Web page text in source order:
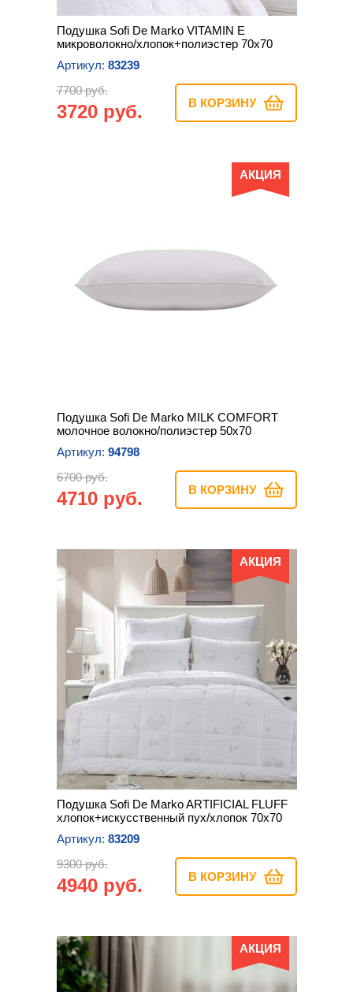
Подушка Sofi De Marko VITAMIN E
микроволокно/хлопок+полиэстер 70х70
Артикул: 83239
7700 руб.
3720 руб. В КОРЗИНУ
АКЦИЯ
Подушка Sofi De Marko MILK COMFORT
молочное волокно/полиэстер 50х70
Артикул: 94798
6700 руб.
4710 руб. В КОРЗИНУ
АКЦИЯ
Подушка Sofi De Marko ARTIFICIAL FLUFF
хлопок+искусственный пух/хлопок 70х70
Артикул: 83209
9300 руб.
4940 руб. В КОРЗИНУ
АКЦИЯ